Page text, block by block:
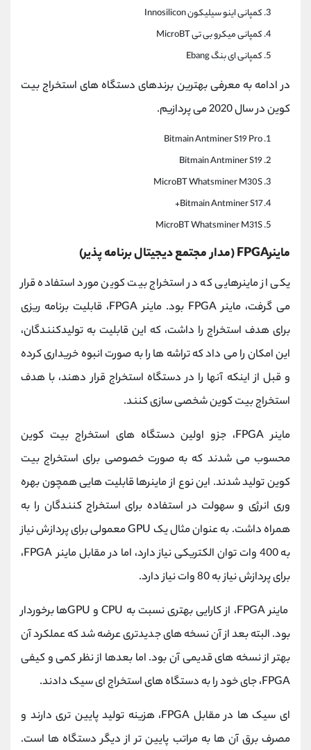
کمپانی اینو سیلیکون Innosilicon
کمپانی میکرو بی تی MicroBT
کمپانی ای بنگ Ebang
در ادامه به معرفی بهترین برندهای دستگاه های استخراج بیت
کوین در سال 2020 می پردازیم.
Bitmain Antminer S19 Pro
Bitmain Antminer S19
MicroBT Whatsminer M30S
Bitmain Antminer S17+
MicroBT Whatsminer M31S
ماینرFPGA (مدار مجتمع دیجیتال برنامه پذیر)
یکی از ماینرهایی که در استخراج بیت کوین مورد استفاده قرار
می گرفت، ماینر FPGA بود. ماینر FPGA، قابلیت برنامه ریزی
برای هدف استخراج را داشت، که این قابلیت به تولیدکنندگان،
این امکان را می داد که تراشه ها را به صورت انبوه خریداری کرده
و قبل از اینکه آنها را در دستگاه استخراج قرار دهند، با هدف
استخراج بیت کوین شخصی سازی کنند.
ماینر FPGA، جزو اولین دستگاه های استخراج بیت کوین
محسوب می شدند که به صورت خصوصی برای استخراج بیت
کوین تولید شدند. این نوع از ماینرها قابلیت هایی همچون بهره
وری انرژی و سهولت در استفاده برای استخراج کنندگان را به
همراه داشت. به عنوان مثال یک GPU معمولی برای پردازش نیاز
به 400 وات توان الکتریکی نیاز دارد، اما در مقابل ماینر FPGA،
برای پردازش نیاز به 80 وات نیاز دارد.
ماینر FPGA، از کارایی بهتری نسبت به CPU و GPUها برخوردار
بود. البته بعد از آن نسخه های جدیدتری عرضه شد که عملکرد آن
بهتر از نسخه های قدیمی آن بود. اما بعدها از نظر کمی و کیفی
FPGA، جای خود را به دستگاه های استخراج ای سیک دادند.
ای سیک ها در مقابل FPGA، هزینه تولید پایین تری دارند و
مصرف برق آن ها به مراتب پایین تر از دیگر دستگاه ها است.